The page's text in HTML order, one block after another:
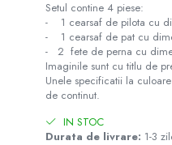
Setul contine 4 piese:
- 1 cearsaf de pilota cu
- 1 cearsaf de pat cu
- 2 fete de perna cu
Imaginile sunt cu titlu de
Unele specificatii la
de continut.
IN STOC
Durata de livrare: 1-3